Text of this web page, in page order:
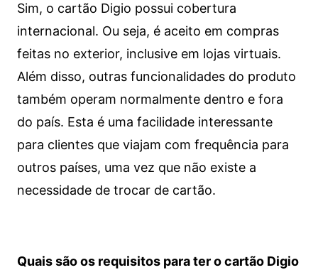
Sim, o cartão Digio possui cobertura
internacional. Ou seja, é aceito em compras
feitas no exterior, inclusive em lojas virtuais.
Além disso, outras funcionalidades do produto
também operam normalmente dentro e fora
do país. Esta é uma facilidade interessante
para clientes que viajam com frequência para
outros países, uma vez que não existe a
necessidade de trocar de cartão.
Quais são os requisitos para ter o cartão Digio